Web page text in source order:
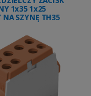
1x35 1x25
NA SZYNĘ TH35